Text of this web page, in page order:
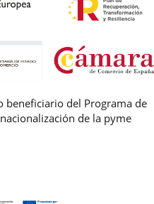
beneficiario del Programa de
de la pyme